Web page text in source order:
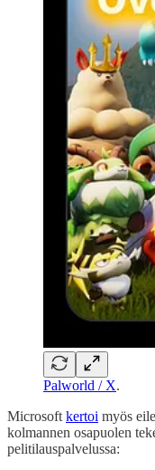
Palworld / X.
Microsoft kertoi myös
kolmannen osapuolen
pelitilauspalvelussa: